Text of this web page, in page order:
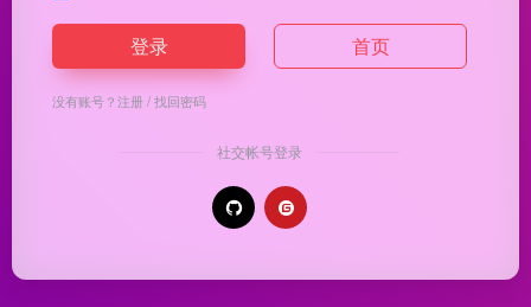
登录 首页
没有账号？注册/找回密码
社交帐号登录